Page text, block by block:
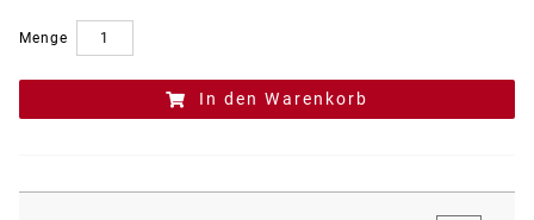
Menge
In den Warenkorb